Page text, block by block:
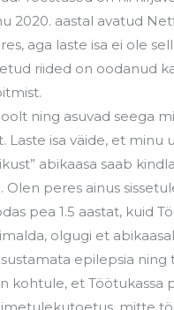
2020. aastal avatud
aga laste isa ei ole
riided on oodanud
ning asuvad seega
isa väide, et minu
abikaasa saab
Olen peres ainus
pea 1.5 aastat, kuid
olgugi et abikaasal
epilepsia ning
kohtule, et Töötukassa